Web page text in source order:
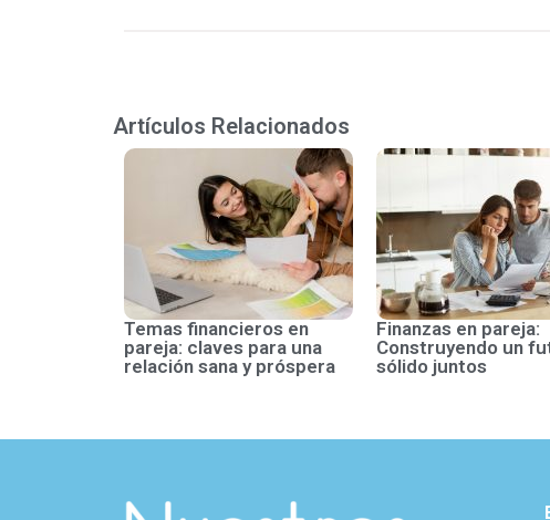
Artículos Relacionados
Temas financieros en
pareja: claves para una
relación sana y próspera
Finanzas en pareja:
Construyendo un
sólido juntos